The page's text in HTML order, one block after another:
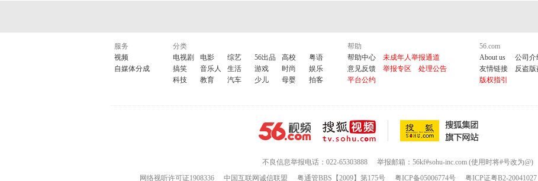
服务
视频
自媒体分成
分类
电视剧
电影 综艺 56出品 高校
粤语
搞笑
音乐人 生活 游戏 时尚
娱乐
科技
教育 汽车 少儿 母婴 拍客
帮助
帮助中心
未成年人举报通道
意见反馈
举报专区
处理公告
平台公约
56.com
About us
公司介
友情链接
反盗版
版权指引
不良信息举报电话：022-65303888
举报邮箱：56kf#sohu-inc.com (使用时将#号改为@)
网络视听许可证1908336
中国互联网诚信联盟 粤通管BBS【2009】第175号 粤ICP备05006774号 粤ICP证粤B2-20041027